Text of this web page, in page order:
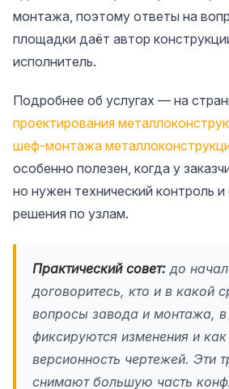
монтажа, поэтому ответы на
площадки даёт автор
исполнитель.
Подробнее об услугах — на
проектирования
шеф-монтажа
особенно полезен, когда у
но нужен технический контроль
решения по узлам.
Практический совет: до
договоритесь, кто и в какой
вопросы завода и монтажа,
фиксируются изменения и как
версионность чертежей. Эти
снимают большую часть